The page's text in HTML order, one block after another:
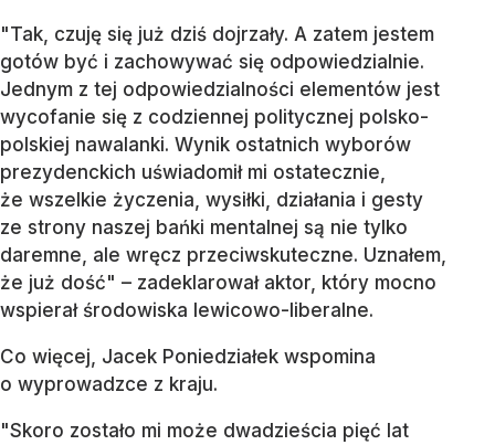
"Tak, czuję się już dziś dojrzały. A zatem jestem
gotów być i zachowywać się odpowiedzialnie.
Jednym z tej odpowiedzialności elementów jest
wycofanie się z codziennej politycznej polsko-
polskiej nawalanki. Wynik ostatnich wyborów
prezydenckich uświadomił mi ostatecznie,
że wszelkie życzenia, wysiłki, działania i gesty
ze strony naszej bańki mentalnej są nie tylko
daremne, ale wręcz przeciwskuteczne. Uznałem,
że już dość" – zadeklarował aktor, który mocno
wspierał środowiska lewicowo-liberalne.
Co więcej, Jacek Poniedziałek wspomina
o wyprowadzce z kraju.
"Skoro zostało mi może dwadzieścia pięć lat